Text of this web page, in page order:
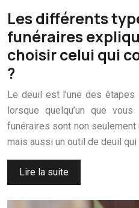
Les différents
funéraires
choisir celui qui
?
Le deuil est l’une des
lorsque quelqu’un que
funéraires sont non seulement
mais aussi un outil de deuil
Lire la suite